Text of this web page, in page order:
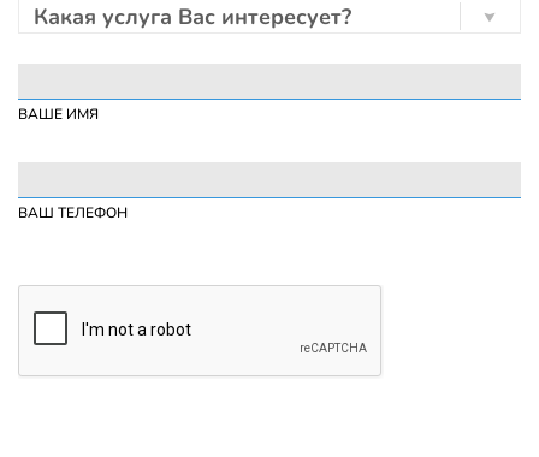
Какая услуга Вас интересует?
ВАШЕ ИМЯ
ВАШ ТЕЛЕФОН